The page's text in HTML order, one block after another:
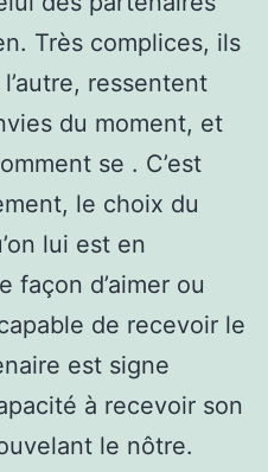
Très complices, ils
l’autre, ressentent
du moment, et
se . C’est
le choix du
lui est en
façon d’aimer ou
de recevoir le
est signe
à recevoir son
le nôtre.